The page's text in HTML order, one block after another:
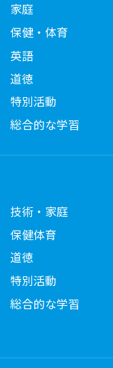
家庭
保健・体育
英語
道徳
特別活動
総合的な学習
技術・家庭
保健体育
道徳
特別活動
総合的な学習